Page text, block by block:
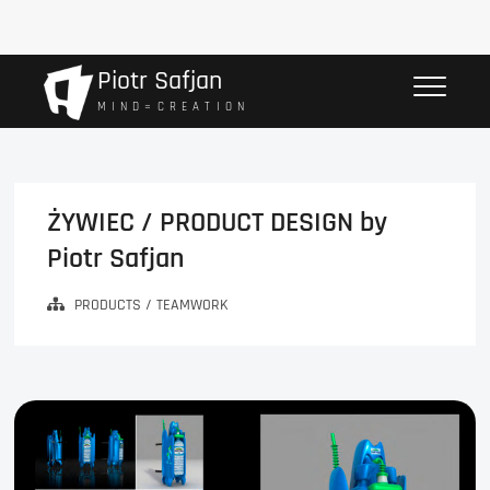
Piotr Safjan
M I N D = C R E A T I O N
ŻYWIEC / PRODUCT DESIGN by
Piotr Safjan
PRODUCTS / TEAMWORK